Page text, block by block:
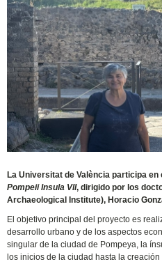
La Universitat de València participa
Pompeii Insula VII, dirigido por los
Archaeological Institute), Horacio
El objetivo principal del proyecto es
desarrollo urbano y de los aspectos
singular de la ciudad de Pompeya, la
los inicios de la ciudad hasta la